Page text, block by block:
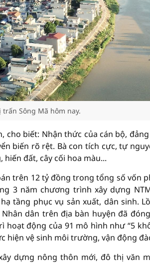
Sông Mã hôm nay.
cho biết: Nhận thức của cán bộ,
biến rõ rệt. Bà con tích cực, tự
đất, cây cối hoa màu...
trên 12 tỷ đồng trong tổng số vốn
3 năm chương trình xây dựng
tầng phục vụ sản xuất, dân sinh.
dân trên địa bàn huyện đã
hoạt động của 91 mô hình như “5
vệ sinh môi trường, vận động
dựng nông thôn mới, đô thị văn